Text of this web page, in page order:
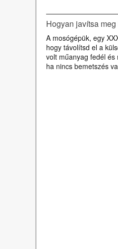
Hogyan javítsa
A mosógépük, egy
hogy távolítsd el a
volt műanyag fedél
ha nincs bemetszés